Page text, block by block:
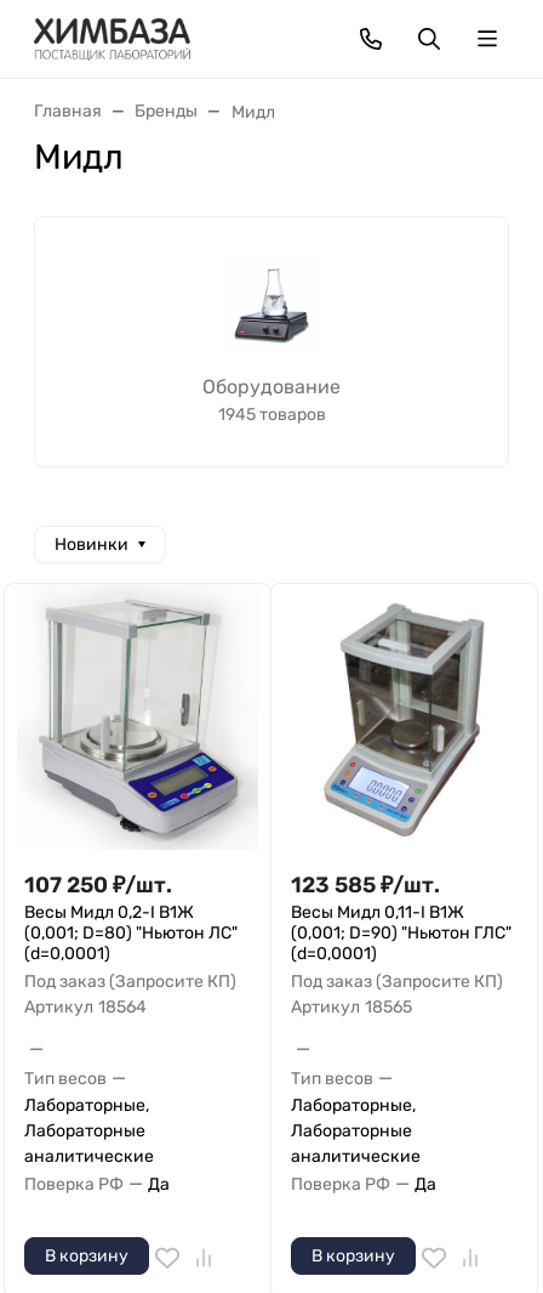
Главная Бренды Мидл
Мидл
Оборудование
1945 товаров
Новинки
107 250 ₽/шт.
Весы Мидл 0,2-I В1Ж
(0,001; D=80) "Ньютон ЛС"
(d=0,0001)
Под заказ (Запросите КП)
Артикул 18564
—
Тип весов —
Лабораторные,
Лабораторные
аналитические
Поверка РФ — Да
В корзину
123 585₽/шт.
Весы Мидл 0,11-I В1Ж
(0,001; D=90) "Ньютон ГЛС"
(d=0,0001)
Под заказ (Запросите КП)
Артикул 18565
—
Тип весов —
Лабораторные,
Лабораторные
аналитические
Поверка РФ — Да
В корзину